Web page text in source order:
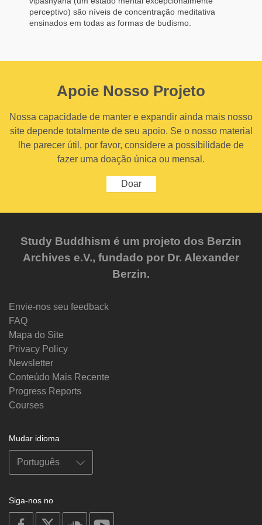
perceptivo) são níveis de concentração meditativa
ensinados em todas as formas de budismo.
Apoie Nosso Projeto
Nossa capacidade de manter e expandir ainda mais nosso
site depende totalmente de seu apoio. Se o nosso material
lhe parecer útil, por favor, considere a possibilidade de
fazer uma doação única ou mensal.
Doar
Study Buddhism é um projeto dos Berzin
Archives e.V., fundado por Dr. Alexander
Berzin.
Envie-nos seu feedback
FAQ
Mapa do Site
Privacy Policy
Newsletter
Conteúdo Mais Recente
Progress Reports
Courses
Mudar idioma
Siga-nos no
on